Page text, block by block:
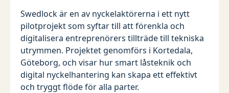
Swedlock är en av nyckelaktörerna i ett nytt
pilotprojekt som syftar till att förenkla och
digitalisera entreprenörers tillträde till tekniska
utrymmen. Projektet genomförs i Kortedala,
Göteborg, och visar hur smart låsteknik och
digital nyckelhantering kan skapa ett effektivt
och tryggt flöde för alla parter.